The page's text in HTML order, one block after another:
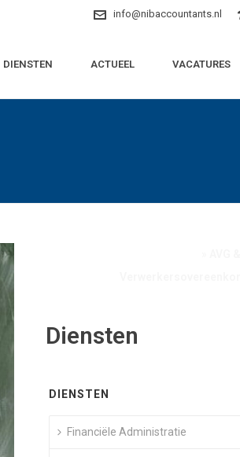
info@nibaccountants.nl
DIENSTEN ACTUEEL VACATURES
Diensten
DIENSTEN
Financiële Administratie